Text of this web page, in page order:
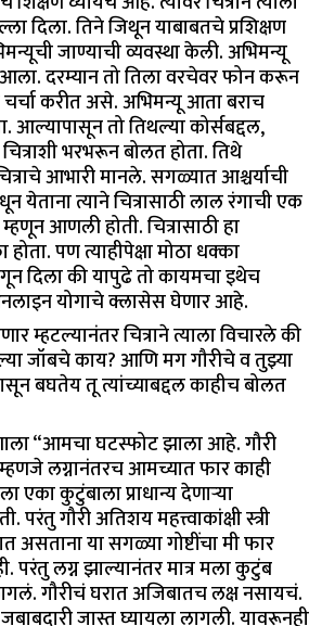
दिला. तिने जिथून याबाबतचे प्रशिक्षण
जाण्याची व्यवस्था केली. अभिमन्यू
दरम्यान तो तिला वरचेवर फोन करून
चर्चा करीत असे. अभिमन्यू आता बराच
आल्यापासून तो तिथल्या कोर्सबद्दल,
भरभरून बोलत होता. तिथे
आभारी मानले. सगळ्यात आश्चर्याची
येताना त्याने चित्रासाठी लाल रंगाची एक
आणली होती. चित्रासाठी हा
पण त्याहीपेक्षा मोठा धक्का
दिला की यापुढे तो कायमचा इथेच
योगाचे क्लासेस घेणार आहे.
म्हटल्यानंतर चित्राने त्याला विचारले की
जॉबचे काय? आणि मग गौरीचे व तुझ्या
बघतेय तू त्यांच्याबद्दल काहीच बोलत
“आमचा घटस्फोट झाला आहे. गौरी
लग्नानंतरच आमच्यात फार काही
कुटुंबाला प्राधान्य देणाऱ्या
परंतु गौरी अतिशय महत्त्वाकांक्षी स्त्री
असताना या सगळ्या गोष्टींचा मी फार
परंतु लग्न झाल्यानंतर मात्र मला कुटुंब
गौरीचं घरात अजिबातच लक्ष नसायचं.
जास्त घ्यायला लागली. यावरूनही